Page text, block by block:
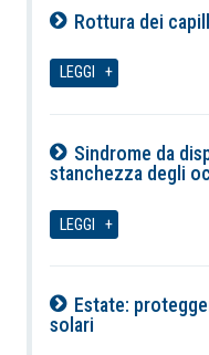
Rottura dei
LEGGI
Sindrome da
stanchezza degli
LEGGI
Estate:
solari